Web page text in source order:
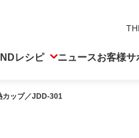
レシピ ニュースお客様サ
カップ／JDD-301